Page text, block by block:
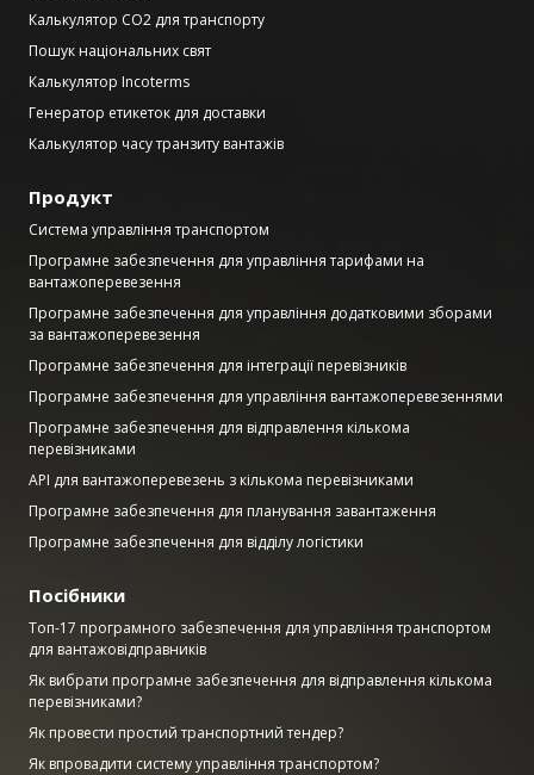
Калькулятор CO2 для транспорту
Пошук національних свят
Калькулятор Incoterms
Генератор етикеток для доставки
Калькулятор часу транзиту вантажів
Продукт
Система управління транспортом
Програмне забезпечення для управління тарифами на
вантажоперевезення
Програмне забезпечення для управління додатковими зборами
за вантажоперевезення
Програмне забезпечення для інтеграції перевізників
Програмне забезпечення для управління вантажоперевезеннями
Програмне забезпечення для відправлення кількома
перевізниками
API для вантажоперевезень з кількома перевізниками
Програмне забезпечення для планування завантаження
Програмне забезпечення для відділу логістики
Посібники
Топ-17 програмного забезпечення для управління транспортом
для вантажовідправників
Як вибрати програмне забезпечення для відправлення кількома
перевізниками?
Як провести простий транспортний тендер?
Як впровадити систему управління транспортом?